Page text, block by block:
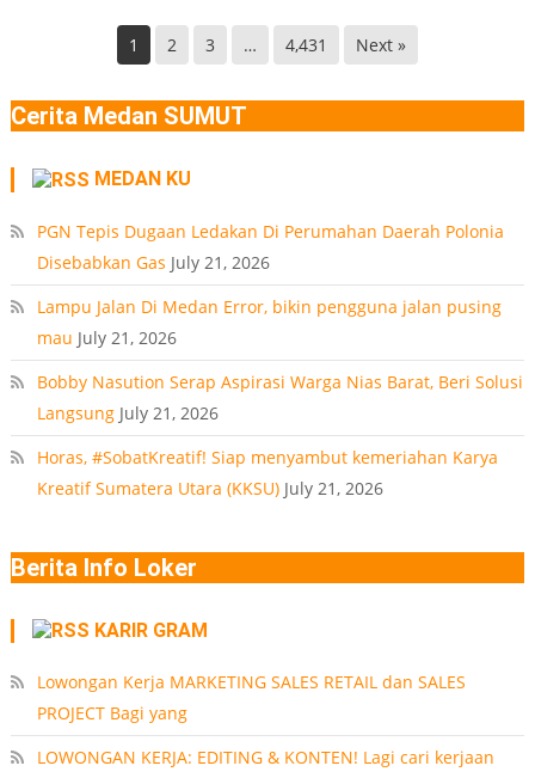
Ledakan
Rumah
Medan
1 2 3 … 4,431 Next »
Cerita Medan SUMUT
MEDAN KU
PGN Tepis Dugaan Ledakan Di Perumahan Daerah Polonia
Disebabkan Gas July 21, 2026
Lampu Jalan Di Medan Error, bikin pengguna jalan pusing
mau July 21, 2026
Bobby Nasution Serap Aspirasi Warga Nias Barat, Beri Solusi
Langsung July 21, 2026
Horas, #SobatKreatif! Siap menyambut kemeriahan Karya
Kreatif Sumatera Utara (KKSU) July 21, 2026
Berita Info Loker
KARIR GRAM
Lowongan Kerja MARKETING SALES RETAIL dan SALES
PROJECT Bagi yang
LOWONGAN KERJA: EDITING & KONTEN! Lagi cari kerjaan